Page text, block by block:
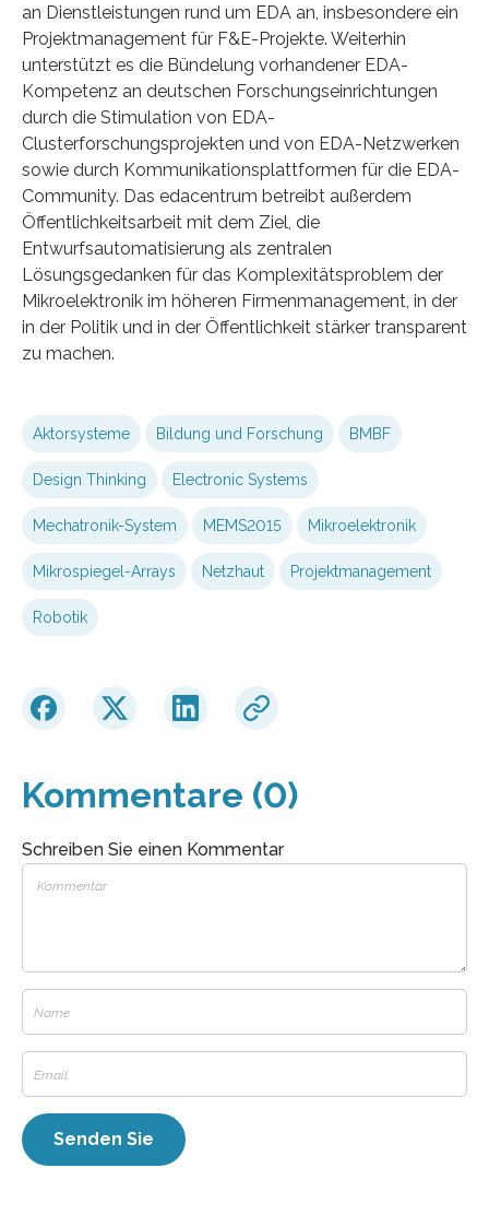
an Dienstleistungen rund um EDA an, insbesondere ein
Projektmanagement für F&E-Projekte. Weiterhin
unterstützt es die Bündelung vorhandener EDA-
Kompetenz an deutschen Forschungseinrichtungen
durch die Stimulation von EDA-
Clusterforschungsprojekten und von EDA-Netzwerken
sowie durch Kommunikationsplattformen für die EDA-
Community. Das edacentrum betreibt außerdem
Öffentlichkeitsarbeit mit dem Ziel, die
Entwurfsautomatisierung als zentralen
Lösungsgedanken für das Komplexitätsproblem der
Mikroelektronik im höheren Firmenmanagement, in der
in der Politik und in der Öffentlichkeit stärker transparent
zu machen.
Aktorsysteme Bildung und Forschung BMBF
Design Thinking Electronic Systems
Mechatronik-System MEMS2015 Mikroelektronik
Mikrospiegel-Arrays Netzhaut Projektmanagement
Robotik
Kommentare (0)
Schreiben Sie einen Kommentar